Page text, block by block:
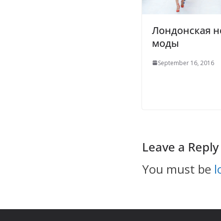
Лондонская
моды
September 16, 2016
Leave a Reply
You must be